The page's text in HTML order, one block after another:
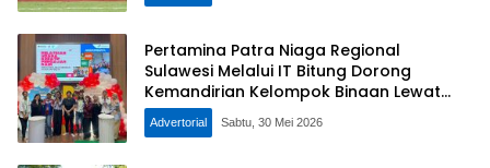
Pertamina Patra Niaga Regional
Sulawesi Melalui IT Bitung Dorong
Kemandirian Kelompok Binaan Lewat
Pelatihan Kreasi Dekorasi Acara
Advertorial Sabtu, 30 Mei 2026